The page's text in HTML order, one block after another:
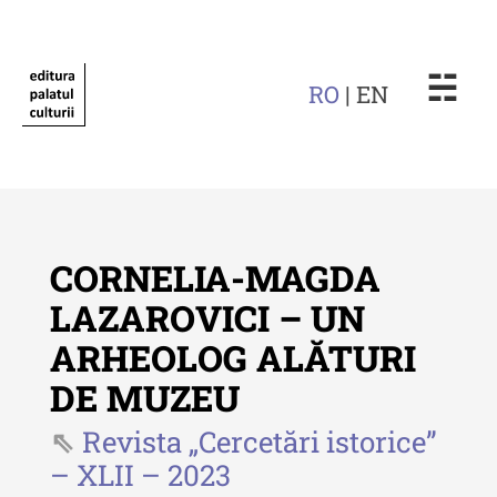
RO | EN ☵
Revista "Cercetări istorice"
Revista "Cercetări istorice" - XLIV
- 2025
Revista "Cercetări istorice" - XLIII
CORNELIA-MAGDA
LAZAROVICI – UN
ARHEOLOG ALĂTURI
DE MUZEU
Revista „Cercetări istorice”
– XLII – 2023